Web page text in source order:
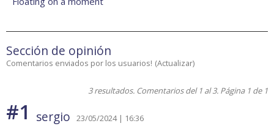
Sección de opinión
Comentarios enviados por los usuarios! (Actualizar)
3 resultados. Comentarios del 1 al 3. Página 1 de 1
#1 sergio 23/05/2024 | 16:36